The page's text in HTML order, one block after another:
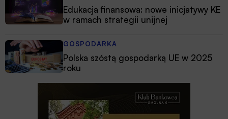
Edukacja finansowa: nowe inicjatywy KE
w ramach strategii unijnej
GOSPODARKA
Polska szóstą gospodarką UE w 2025
roku